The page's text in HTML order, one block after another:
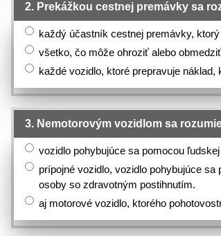
2. Prekážkou cestnej premávky sa
každý účastník cestnej premávky,
všetko, čo môže ohroziť alebo
každé vozidlo, ktoré prepravuje
3. Nemotorovým vozidlom sa
vozidlo pohybujúce sa pomocou
prípojné vozidlo, vozidlo pohybujúce
osoby so zdravotným postihnutím.
aj motorové vozidlo, ktorého